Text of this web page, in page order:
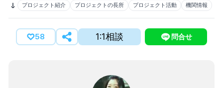
プロジェクト紹介 プロジェクトの長所 プロジェクト活動 機関情報
58 1:1相談 問合せ